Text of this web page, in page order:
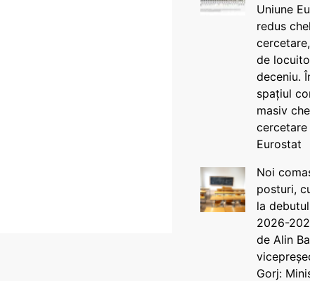
Uniune
redus
de
deceniu.
spațiul
masiv
Eurostat
Noi
posturi,
la
2026-
de Alin
Gorj: